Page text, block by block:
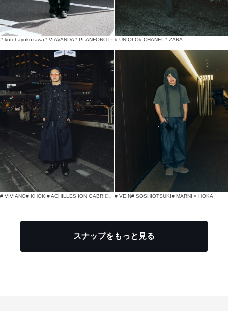
# kotohayokozawa# VIAVANDA# PLANFOROTHERDAY
# UNIQLO# CHANEL # ZARA
# VIVIANO# KHOKI# ACHILLES ION GABRIEL # VEIN# SOSHIOTSUKI# MARNI × HOKA
スナップをもっと見る